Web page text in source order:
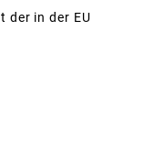
der in der EU